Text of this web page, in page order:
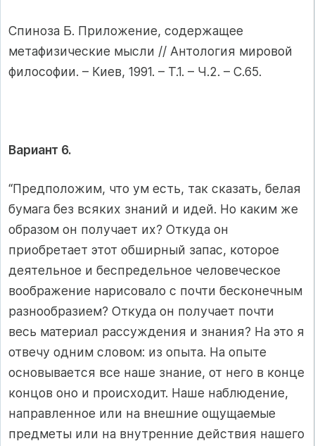
Спиноза Б. Приложение, содержащее
метафизические мысли // Антология мировой
философии. – Киев, 1991. – Т.1. – Ч.2. – С.65.
Вариант 6.
“Предположим, что ум есть, так сказать, белая
бумага без всяких знаний и идей. Но каким же
образом он получает их? Откуда он
приобретает этот обширный запас, которое
деятельное и беспредельное человеческое
воображение нарисовало с почти бесконечным
разнообразием? Откуда он получает почти
весь материал рассуждения и знания? На это я
отвечу одним словом: из опыта. На опыте
основывается все наше знание, от него в конце
концов оно и происходит. Наше наблюдение,
направленное или на внешние ощущаемые
предметы или на внутренние действия нашего